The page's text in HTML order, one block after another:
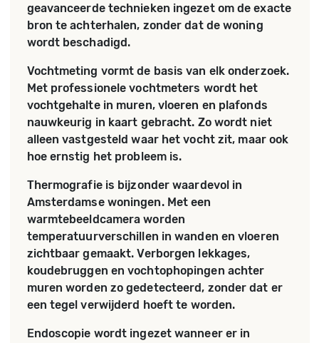
geavanceerde technieken ingezet om de exacte
bron te achterhalen, zonder dat de woning
wordt beschadigd.
Vochtmeting vormt de basis van elk onderzoek.
Met professionele vochtmeters wordt het
vochtgehalte in muren, vloeren en plafonds
nauwkeurig in kaart gebracht. Zo wordt niet
alleen vastgesteld waar het vocht zit, maar ook
hoe ernstig het probleem is.
Thermografie is bijzonder waardevol in
Amsterdamse woningen. Met een
warmtebeeldcamera worden
temperatuurverschillen in wanden en vloeren
zichtbaar gemaakt. Verborgen lekkages,
koudebruggen en vochtophopingen achter
muren worden zo gedetecteerd, zonder dat er
een tegel verwijderd hoeft te worden.
Endoscopie wordt ingezet wanneer er in